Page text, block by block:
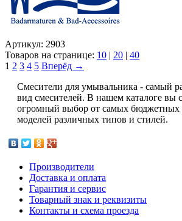
Артикул: 2903
Товаров на странице: 10 | 20 | 40
1 2 3 4 5 Вперёд →
Смесители для умывальника - самый
вид смесителей. В нашем каталоге вы
огромный выбор от самых бюджетных
моделей различных типов и стилей.
Производители
Доставка и оплата
Гарантия и сервис
Товарный знак и реквизиты
Контакты и схема проезда